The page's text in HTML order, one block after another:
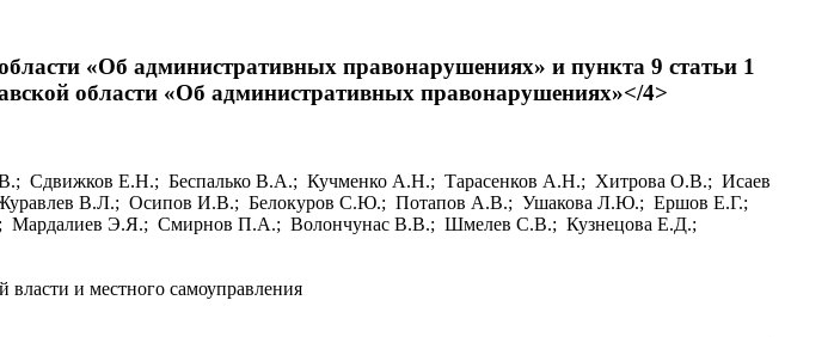
«Об административных правонарушениях» и пункта 9 статьи 1
области «Об административных правонарушениях»</4>
Сдвижков Е.Н.; Беспалько В.А.; Кучменко А.Н.; Тарасенков А.Н.; Хитрова О.В.; Исаев
В.Л.; Осипов И.В.; Белокуров С.Ю.; Потапов А.В.; Ушакова Л.Ю.; Ершов Е.Г.;
Э.Я.; Смирнов П.А.; Волончунас В.В.; Шмелев С.В.; Кузнецова Е.Д.;
власти и местного самоуправления